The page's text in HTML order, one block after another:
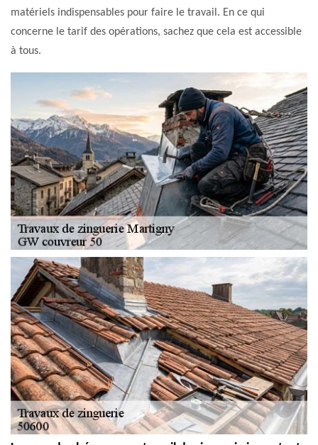
matériels indispensables pour faire le travail. En ce qui
concerne le tarif des opérations, sachez que cela est accessible
à tous.